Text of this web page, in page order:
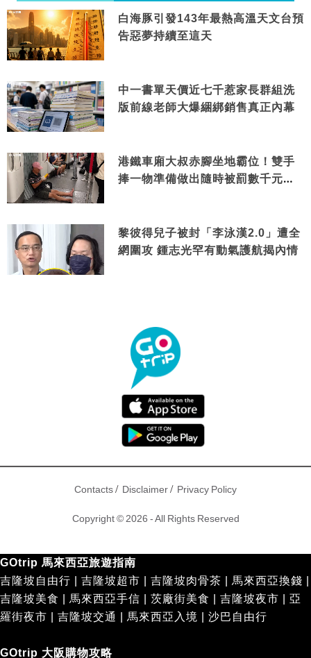
白海豚引發143年最熱高溫天文台預
告惡夢持續至這天
中一書單天價近七千惹家長群組洗
版前線老師大爆綑綁銷售真正內幕
港鐵車廂大叔赤腳坐地霸位！雙手
捧一物準備做出隨時被罰數千元舉
黎彼得兒子被封「李泳漢2.0」遭全
網圍攻 鍾志光罕有動氣護航揭內情
Contacts/ Disclaimer/ Privacy Policy
Copyright © 2026 - All Rights Reserved
GOtrip 馬來西亞旅遊指南
吉隆坡自由行
吉隆坡超市 吉隆坡肉骨茶 馬來西亞換錢
吉隆坡美食
馬來西亞手信 茨廠街美食 吉隆坡夜市
亞
羅街夜市
吉隆坡交通 馬來西亞入境 沙巴自由行
GOtrip 大阪購物攻略